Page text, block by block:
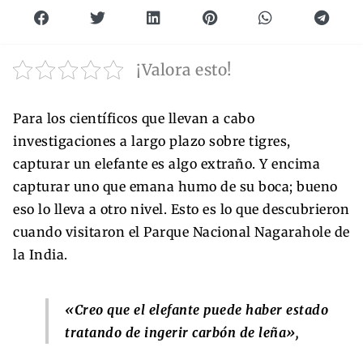
¡Valora esto!
Para los científicos que llevan a cabo
investigaciones a largo plazo sobre tigres,
capturar un elefante es algo extraño. Y encima
capturar uno que emana humo de su boca; bueno
eso lo lleva a otro nivel. Esto es lo que descubrieron
cuando visitaron el Parque Nacional Nagarahole de
la India.
«Creo que el elefante puede haber estado
tratando de ingerir carbón de leña»,